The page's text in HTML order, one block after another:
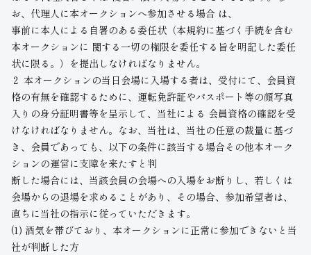
お、代理人に本オークションへ参加させる場合 は、
事前に本人による自署のある委任状（本規約に基づく手続を含む
本オークションに 関する一切の権限を委任する旨を明記した委任
状に限る。）を提出しなければなりません。
２ 本オークションの当日会場に入場する者は、受付にて、会員資
格の有無を確認するために、運転免許証やパスポート等の顔写真
入りの身分証明書等を呈示して、当社による 会員資格の確認を受
けなければなりません。なお、当社は、当社の任意の裁量に基づ
き、会員であっても、以下の条件に該当する場合その他本オーク
ションの運営に支障を来たすと判
断した場合には、当該会員の会場への入場をお断りし、若しくは
会場からの退場を求めることがあり、その場合、参加希望者は、
直ちに当社の指示に従っていただきます。
(1) 酒気を帯びており、本オークションに正常に参加できないと当
社が判断した方